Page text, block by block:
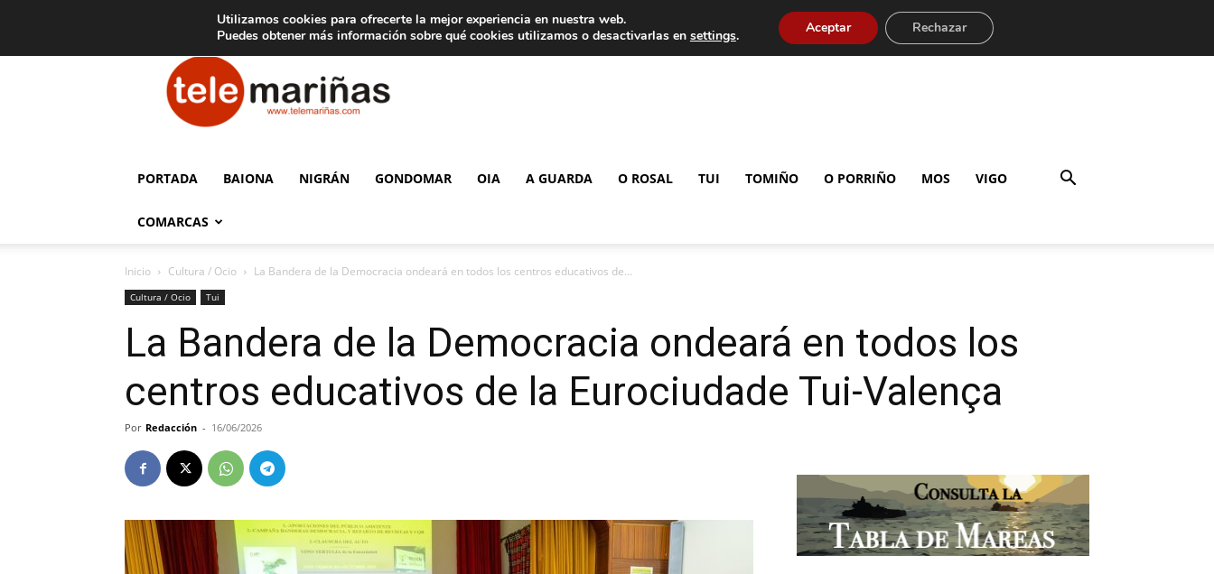
Aviso legal Tarifas de publicidad
Telemariñas
PORTADA BAIONA NIGRÁN GONDOMAR OIA A GUARDA O ROSAL TUI TOMIÑO O PORRIÑO MOS VIGO
COMARCAS
Inicio Cultura / Ocio La Bandera de la Democracia ondeará en todos los centros educativos de...
Cultura / Ocio Tui
La Bandera de la Democracia ondeará en todos los
centros educativos de la Eurociudade Tui-Valença
Por Redacción - 16/06/2026
Utilizamos cookies para ofrecerte la mejor experiencia en nuestra web.
Puedes obtener más información sobre qué cookies utilizamos o desactivarlas en settings. Aceptar Rechazar